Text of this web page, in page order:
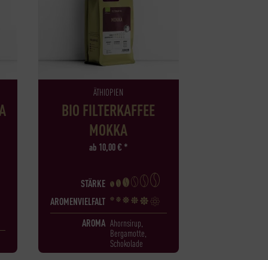
ÄTHIOPIEN
BIO FILTERKAFFEE
MOKKA
ab 10,00€ *
STÄRKE
AROMENVIELFALT
AROMA Ahornsirup,
Bergamotte,
Schokolade